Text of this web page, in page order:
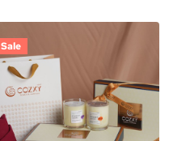
Sale